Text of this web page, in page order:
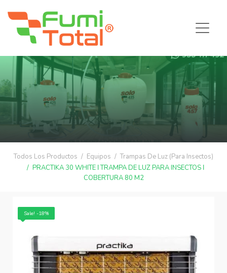
Todos Los Productos Equipos
Trampas De Luz (Para Insectos)
PRACTIKA 30 WHITE ǀ TRAMPA DE LUZ PARA INSECTOS ǀ
COBERTURA 80 M2
Sale! -18%